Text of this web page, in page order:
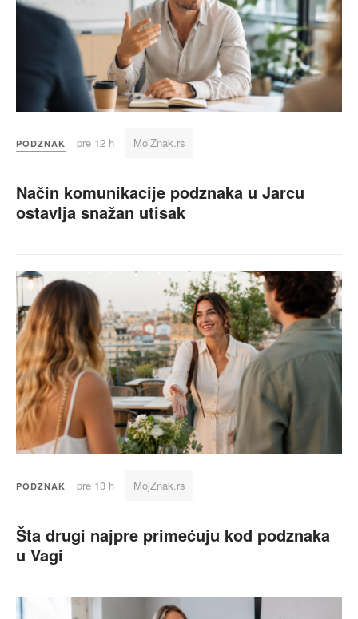
PODZNAK pre 12 h MojZnak.rs
Način komunikacije podznaka u Jarcu
ostavlja snažan utisak
PODZNAK pre 13 h MojZnak.rs
Šta drugi najpre primećuju kod podznaka
u Vagi